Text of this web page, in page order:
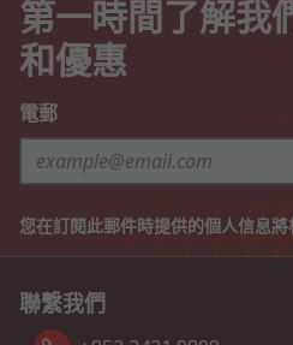
第一時間了解我
和優惠
電郵
您在訂閱此郵件時提供的個人信息
聯繫我們